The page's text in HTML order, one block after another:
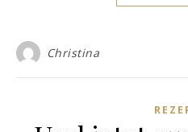
Christina